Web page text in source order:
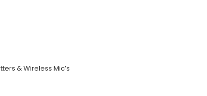
& Wireless Mic’s